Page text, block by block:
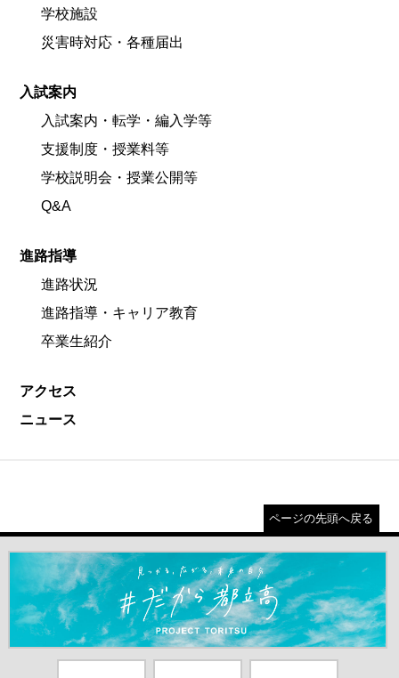
学校施設
災害時対応・各種届出
入試案内
入試案内・転学・編入学等
支援制度・授業料等
学校説明会・授業公開等
Q&A
進路指導
進路状況
進路指導・キャリア教育
卒業生紹介
アクセス
ニュース
ページの先頭へ戻る
＃だから都立高（別ウインドウが開きます）